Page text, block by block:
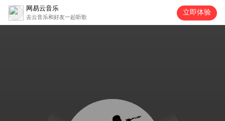
网易云音乐
去云音乐和好友一起听歌
立即体验